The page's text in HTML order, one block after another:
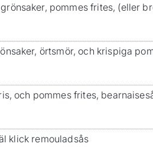
pommes frites, (eller
örtsmör, och krispiga
och pommes frites,
klick remouladsås